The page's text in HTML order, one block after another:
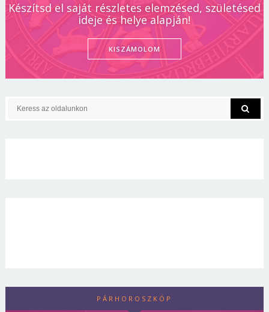
Készítsd el saját részletes elemzésed, születésed
ideje és helye alapján!
KISZÁMOLOM
PÁRHOROSZKÓP